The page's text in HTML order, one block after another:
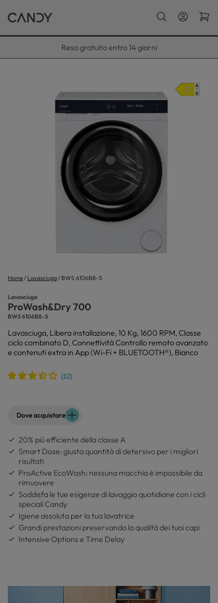
Paga con Klarna fino a 12 rate
Home Lavasciuga BWS 6106B8-S
Lavasciuga
ProWash&Dry 700
BWS 6106B8-S
Lavasciuga, Libera installazione, 10 Kg, 1600 RPM, Classe
ciclo combinato D, Connettività Controllo remoto avanzato
e contenuti extra in App (Wi-Fi + BLUETOOTH®), Bianco
Dove acquistare
20% più efficiente della classe A
Smart Dose: giusta quantità di detersivo per i migliori
risultati
ProActive EcoWash: nessuna macchia è impossibile da
rimuovere
Soddisfa le tue esigenze di lavaggio quotidiane con i cicli
speciali Candy
Igiene assoluta per la tua lavatrice
Grandi prestazioni preservando la qualità dei tuoi capi
Intensive Options e Time Delay